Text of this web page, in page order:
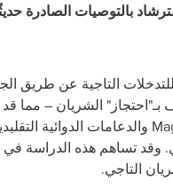
بالتوصيات الصادرة
تُشكل نحو 80% من الحالات التي تخضع للتدخلات
الشريان – مما
والدعامات الدوائية
وقد تساهم هذه الدراسة
التاجي.